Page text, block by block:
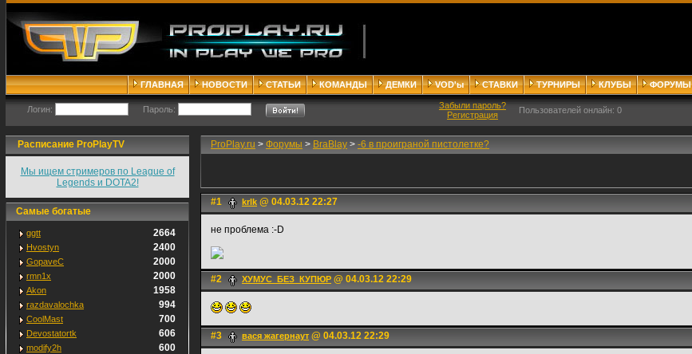
ГЛАВНАЯ НОВОСТИ СТАТЬИ КОМАНДЫ ДЕМКИ VOD'ы СТАВКИ ТУРНИРЫ КЛУБЫ ФОРУМЫ
Логин: Пароль:
Забыли пароль?
Регистрация
Пользователей онлайн: 0
Расписание ProPlayTV
Мы ищем стримеров по League of
Legends и DOTA2!
Самые богатые
ggtt 2664
Hvostyn 2400
GopaveC 2000
rmn1x 2000
Akon 1958
razdavalochka 994
CoolMast 700
Devostatortk 606
modify2h 600
ProPlay.ru > Форумы > BraBlay > -6 в проиграной пистолетке?
#1 krlk @ 04.03.12 22:27
не проблема :-D
#2 ХУМУС_БЕЗ_КУПЮР @ 04.03.12 22:29
#3 вася жагернаут @ 04.03.12 22:29